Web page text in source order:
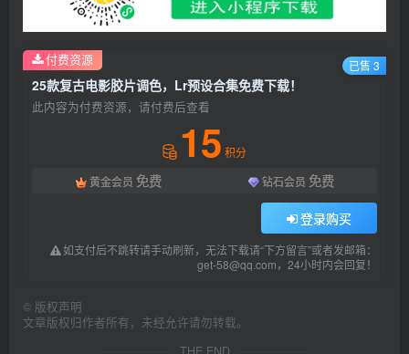
25款复古电影胶片调色，Lr预设合集免费下载！
此内容为付费资源，请付费后查看
15 积分
黄金会员 免费 钻石会员 免费
登录购买
如支付后不跳转请手动刷新，无法下载请“下方留言”或者发邮箱：
get-58@qq.com，24小时内会回复！
付费资源 已售 3
© 版权声明
文章版权归作者所有，未经允许请勿转载。